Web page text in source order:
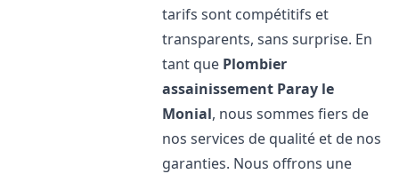
tarifs sont compétitifs et
transparents, sans surprise. En
tant que Plombier
assainissement Paray le
Monial, nous sommes fiers de
nos services de qualité et de nos
garanties. Nous offrons une